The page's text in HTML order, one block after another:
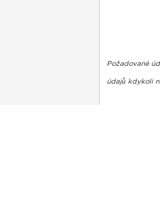
Požadované
údajů kdykoli
předpisů. Přizpůsobte